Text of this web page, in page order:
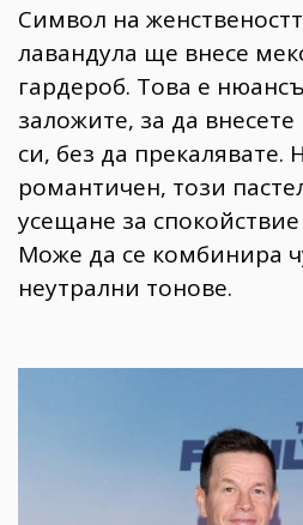
Символ на
лавандула ще внесе
гардероб. Това е
заложите, за да
си, без да прекалявате.
романтичен, този
усещане за
Може да се комбинира
неутрални тонове.